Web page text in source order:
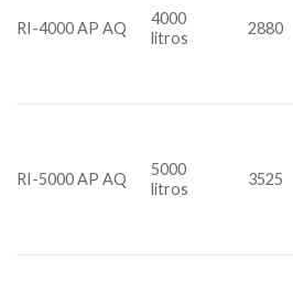
RI-4000 AP AQ
4000
litros
2880
RI-5000 AP AQ
5000
litros
3525